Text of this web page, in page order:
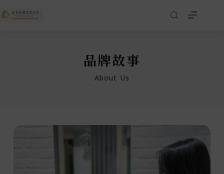
品牌故事
About Us